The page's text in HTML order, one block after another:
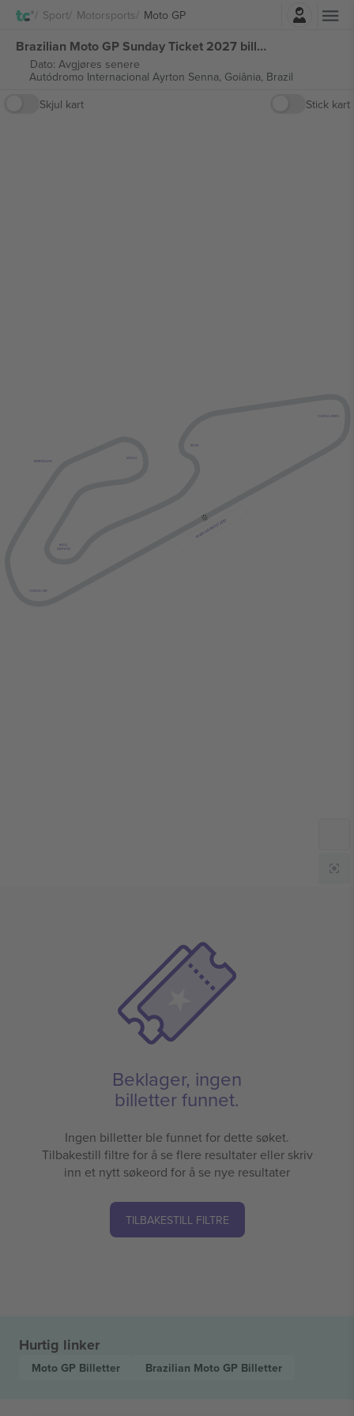
Sport Motorsports Moto GP
Brazilian Moto GP Sunday Ticket 2027 billetter
Dato: Avgjøres senere
Autódromo Internacional Ayrton Senna, Goiânia, Brazil
Skjul kart
Stick kart
MAIN GRANDSTAND
CURVA UM
MERGULHO
MIOLO
ESSE
CURVA ZERO
BICO
DE PATO
Beklager, ingen
billetter funnet.
Ingen billetter ble funnet for dette søket.
Tilbakestill filtre for å se flere resultater eller skriv
inn et nytt søkeord for å se nye resultater
TILBAKESTILL FILTRE
Hurtig linker
Moto GP Billetter Brazilian Moto GP Billetter